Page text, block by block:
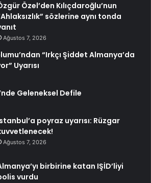
Özel’den Kılıçdaroğlu’nun
sözlerine aynı tonda
Ağustos 7, 2026
“Irkçı Şiddet Almanya’da
Uyarısı
Geleneksel Defile
poyraz uyarısı: Rüzgar
Ağustos 7, 2026
birbirine katan IŞİD’liyi
vurdu